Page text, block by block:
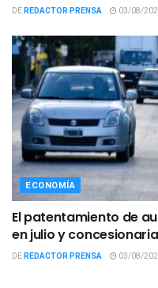
DEREDACTOR PRENSA 03/08/
ECONOMÍA
El patentamiento de
en julio y
DEREDACTOR PRENSA 03/08/